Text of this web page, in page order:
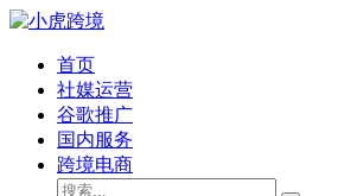
首页
社媒运营
谷歌推广
国内服务
跨境电商